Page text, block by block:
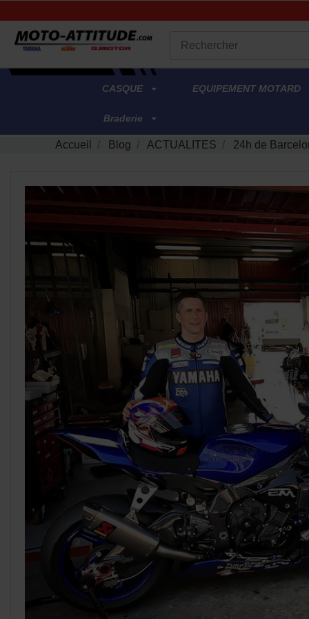
.
CASQUE EQUIPEMENT MOTARD
Braderie
Accueil Blog ACTUALITES 24h de